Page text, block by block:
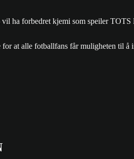
ha forbedret kjemi som speiler TOTS
at alle fotballfans får muligheten til